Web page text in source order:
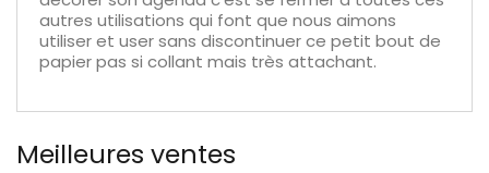
autres utilisations qui font que nous aimons
utiliser et user sans discontinuer ce petit bout de
papier pas si collant mais très attachant.
Meilleures ventes